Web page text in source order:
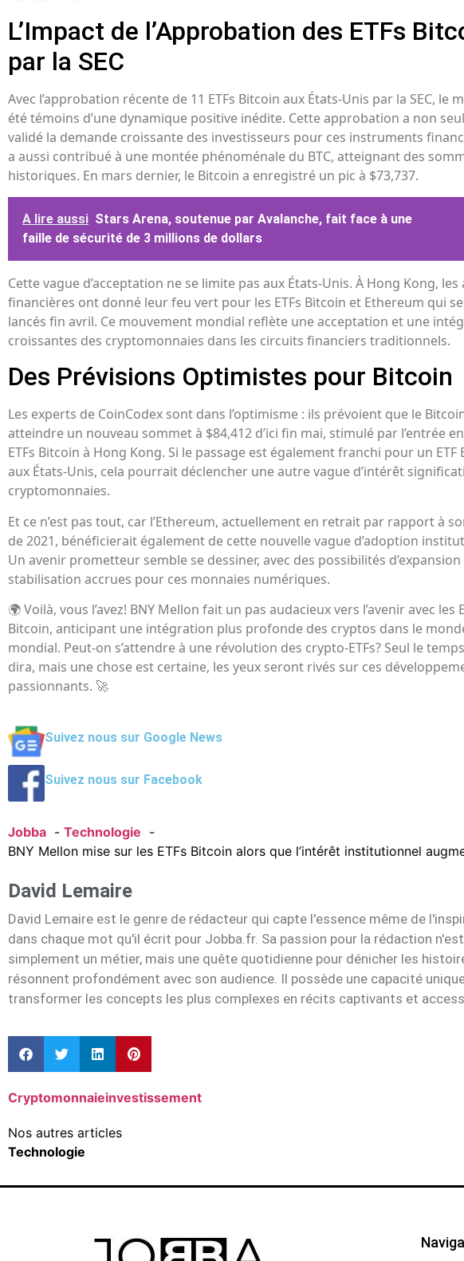
L’Impact de l’Approbation des ETFs
par la SEC
Avec l’approbation récente de 11 ETFs Bitcoin aux États-Unis par la SEC, le
été témoins d’une dynamique positive inédite. Cette approbation a non
validé la demande croissante des investisseurs pour ces instruments
a aussi contribué à une montée phénoménale du BTC, atteignant des
historiques. En mars dernier, le Bitcoin a enregistré un pic à $73,737.
A lire aussi Stars Arena, soutenue par Avalanche, fait face à une
faille de sécurité de 3 millions de dollars
Cette vague d’acceptation ne se limite pas aux États-Unis. À Hong Kong,
financières ont donné leur feu vert pour les ETFs Bitcoin et Ethereum qui
lancés fin avril. Ce mouvement mondial reflète une acceptation et une
croissantes des cryptomonnaies dans les circuits financiers traditionnels.
Des Prévisions Optimistes pour Bitcoin
Les experts de CoinCodex sont dans l’optimisme : ils prévoient que le
atteindre un nouveau sommet à $84,412 d’ici fin mai, stimulé par l’entrée
ETFs Bitcoin à Hong Kong. Si le passage est également franchi pour un ETF
aux États-Unis, cela pourrait déclencher une autre vague d’intérêt
cryptomonnaies.
Et ce n’est pas tout, car l’Ethereum, actuellement en retrait par rapport à
de 2021, bénéficierait également de cette nouvelle vague d’adoption
Un avenir prometteur semble se dessiner, avec des possibilités
stabilisation accrues pour ces monnaies numériques.
🌍 Voilà, vous l’avez! BNY Mellon fait un pas audacieux vers l’avenir avec les
Bitcoin, anticipant une intégration plus profonde des cryptos dans le
mondial. Peut-on s’attendre à une révolution des crypto-ETFs? Seul le
dira, mais une chose est certaine, les yeux seront rivés sur ces
passionnants. 🚀
Suivez nous sur Google News
Suivez nous sur Facebook
Jobba
Technologie
BNY Mellon mise sur les ETFs Bitcoin alors que l’intérêt institutionnel
David Lemaire
David Lemaire est le genre de rédacteur qui capte l'essence même de
dans chaque mot qu'il écrit pour Jobba.fr. Sa passion pour la rédaction
simplement un métier, mais une quête quotidienne pour dénicher les
résonnent profondément avec son audience. Il possède une capacité
transformer les concepts les plus complexes en récits captivants et
Cryptomonnaieinvestissement
Nos autres articles
Technologie